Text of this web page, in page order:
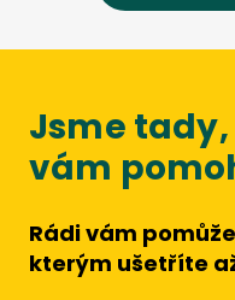
Jsme
vám
Rádi vám
kterým ušetříte